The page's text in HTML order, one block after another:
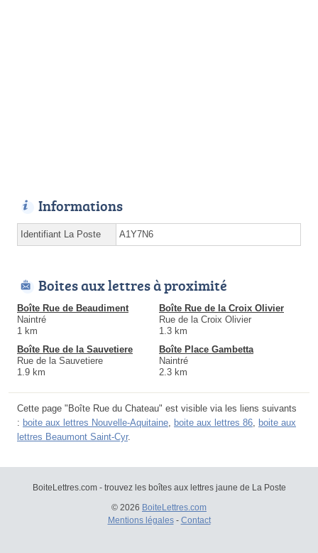
Informations
Identifiant La Poste A1Y7N6
Boites aux lettres à proximité
Boîte Rue de Beaudiment
Naintré
1 km
Boîte Rue de la Croix Olivier
Rue de la Croix Olivier
1.3 km
Boîte Rue de la Sauvetiere
Rue de la Sauvetiere
1.9 km
Boîte Place Gambetta
Naintré
2.3 km
Cette page "Boîte Rue du Chateau" est visible via les liens suivants
: boite aux lettres Nouvelle-Aquitaine boite aux lettres 86 boite aux
lettres Beaumont Saint-Cyr.
BoiteLettres.com - trouvez les boîtes aux lettres jaune de La Poste
© 2026 BoiteLettres.com
Mentions légales- Contact